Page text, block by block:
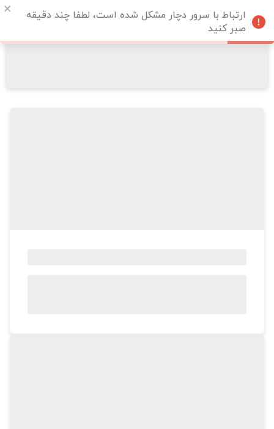
ارتباط با سرور دچار مشکل شده است، لطفا چند دقیقه
صبر کنید